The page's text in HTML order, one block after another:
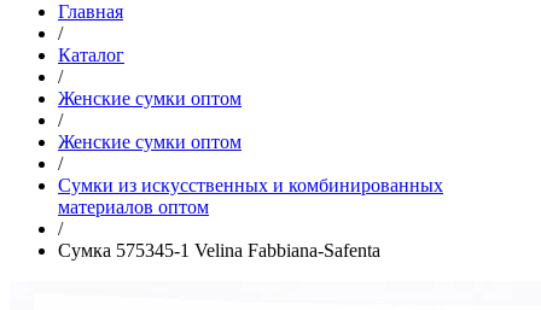
Главная
/
Каталог
/
Женские сумки оптом
/
Женские сумки оптом
/
Cумки из искусственных и комбинированных
материалов оптом
/
Сумка 575345-1 Velina Fabbiana-Safenta